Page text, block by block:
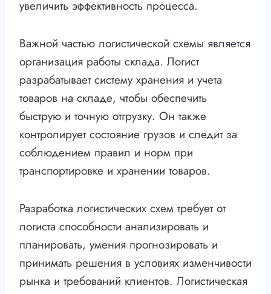
увеличить эффективность процесса.
Важной частью логистической схемы является
организация работы склада. Логист
разрабатывает систему хранения и учета
товаров на складе, чтобы обеспечить
быструю и точную отгрузку. Он также
контролирует состояние грузов и следит за
соблюдением правил и норм при
транспортировке и хранении товаров.
Разработка логистических схем требует от
логиста способности анализировать и
планировать, умения прогнозировать и
принимать решения в условиях изменчивости
рынка и требований клиентов. Логистическая